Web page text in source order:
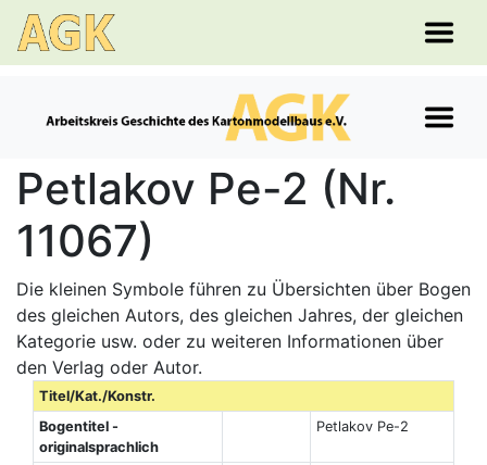
Petlakov Pe-2 (Nr.
11067)
Die kleinen Symbole führen zu Übersichten über Bogen
des gleichen Autors, des gleichen Jahres, der gleichen
Kategorie usw. oder zu weiteren Informationen über
den Verlag oder Autor.
Titel/Kat./Konstr.
Bogentitel -
originalsprachlich
Petlakov Pe-2